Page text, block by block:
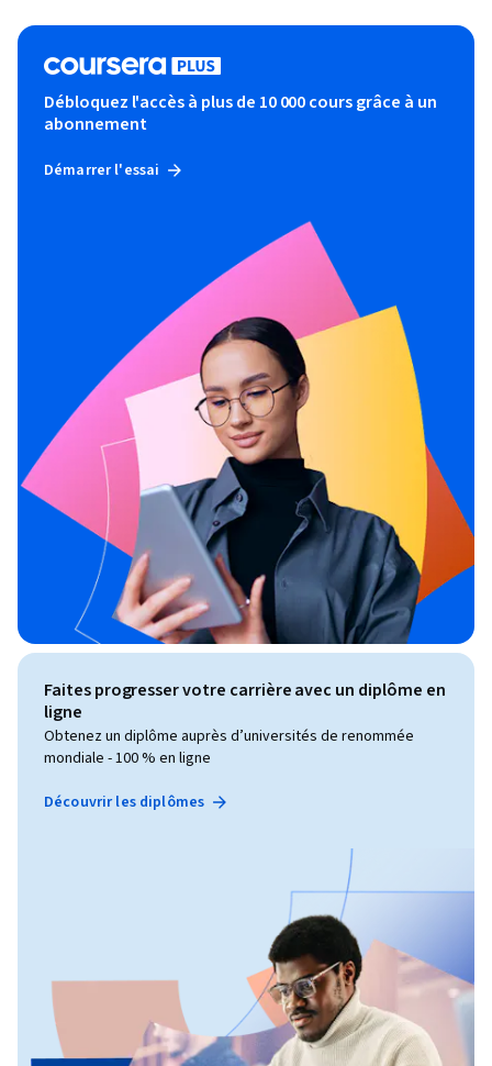
Débloquez l'accès à plus de 10 000 cours grâce à un
abonnement
Démarrer l'essai
Faites progresser votre carrière avec un diplôme en
ligne
Obtenez un diplôme auprès d’universités de renommée
mondiale - 100 % en ligne
Découvrir les diplômes